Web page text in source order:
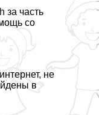
за часть
со
не
в